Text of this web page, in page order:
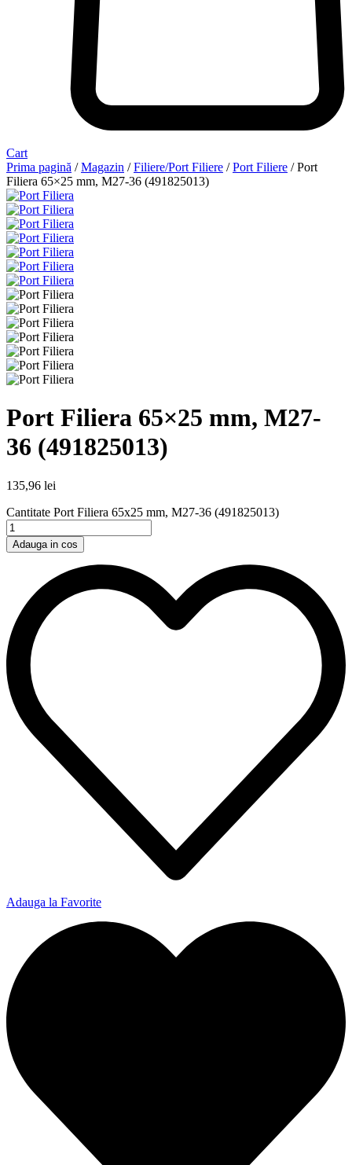
Cart
Prima pagină /Magazin /Filiere/Port Filiere /Port Filiere / Port
Filiera 65×25 mm, M27-36 (491825013)
Port Filiera 65×25 mm, M27-
36 (491825013)
135,96 lei
Cantitate Port Filiera 65x25 mm, M27-36 (491825013)
Adauga in cos
Adauga la Favorite